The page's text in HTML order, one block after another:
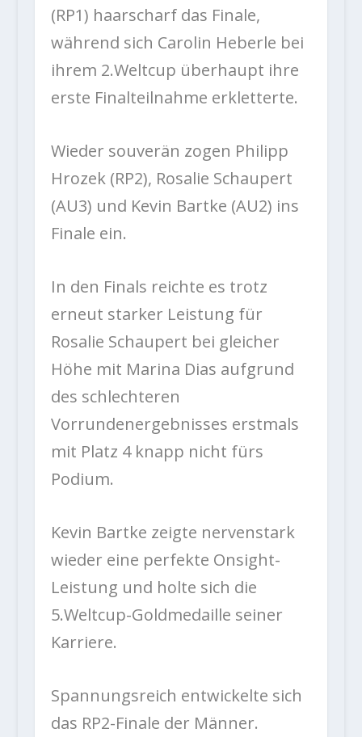
(RP1) haarscharf das Finale,
während sich Carolin Heberle bei
ihrem 2.Weltcup überhaupt ihre
erste Finalteilnahme erkletterte.
Wieder souverän zogen Philipp
Hrozek (RP2), Rosalie Schaupert
(AU3) und Kevin Bartke (AU2) ins
Finale ein.
In den Finals reichte es trotz
erneut starker Leistung für
Rosalie Schaupert bei gleicher
Höhe mit Marina Dias aufgrund
des schlechteren
Vorrundenergebnisses erstmals
mit Platz 4 knapp nicht fürs
Podium.
Kevin Bartke zeigte nervenstark
wieder eine perfekte Onsight-
Leistung und holte sich die
5.Weltcup-Goldmedaille seiner
Karriere.
Spannungsreich entwickelte sich
das RP2-Finale der Männer.